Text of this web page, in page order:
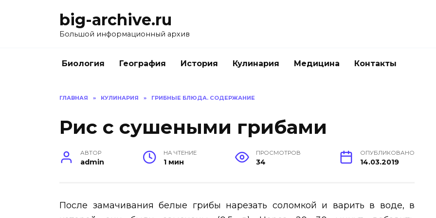
big-archive.ru
Большой информационный архив
Биология География История Кулинария Медицина Контакты
ГЛАВНАЯ » КУЛИНАРИЯ » ГРИБНЫЕ БЛЮДА. СОДЕРЖАНИЕ
Рис с сушеными грибами
АВТОР
admin
НА ЧТЕНИЕ
1 мин
ПРОСМОТРОВ
34
ОПУБЛИКОВАНО
14.03.2019
После замачивания белые грибы нарезать соломкой и варить в воде, в